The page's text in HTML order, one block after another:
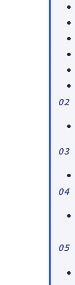
02
03
04
05